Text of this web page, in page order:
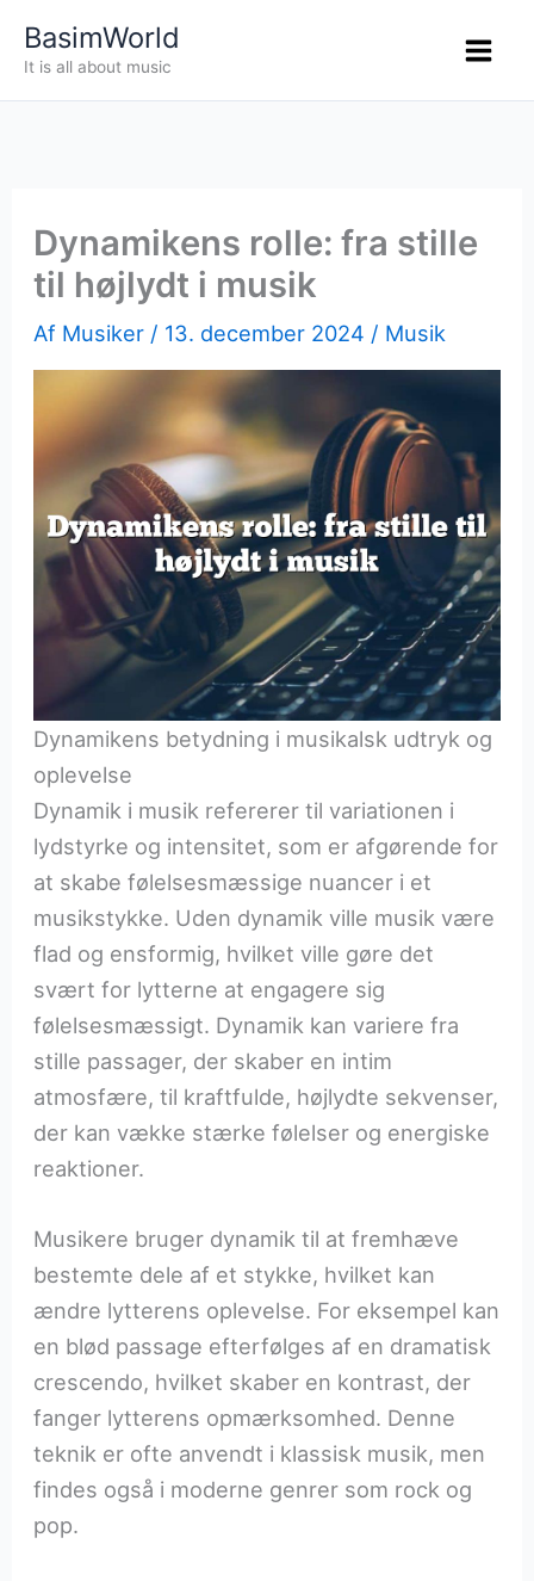
BasimWorld
It is all about music
Dynamikens rolle: fra stille
til højlydt i musik
Af Musiker / 13. december 2024 / Musik
Dynamikens betydning i musikalsk udtryk og
oplevelse
Dynamik i musik refererer til variationen i
lydstyrke og intensitet, som er afgørende for
at skabe følelsesmæssige nuancer i et
musikstykke. Uden dynamik ville musik være
flad og ensformig, hvilket ville gøre det
svært for lytterne at engagere sig
følelsesmæssigt. Dynamik kan variere fra
stille passager, der skaber en intim
atmosfære, til kraftfulde, højlydte sekvenser,
der kan vække stærke følelser og energiske
reaktioner.
Musikere bruger dynamik til at fremhæve
bestemte dele af et stykke, hvilket kan
ændre lytterens oplevelse. For eksempel kan
en blød passage efterfølges af en dramatisk
crescendo, hvilket skaber en kontrast, der
fanger lytterens opmærksomhed. Denne
teknik er ofte anvendt i klassisk musik, men
findes også i moderne genrer som rock og
pop.